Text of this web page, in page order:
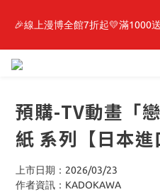
最新開賣🔥「全知
🎉線上漫博全館7折起💛滿1000
【抽籤堂】 影之強者、你又被
最新開賣🔥「全知
預購-TV動畫「
紙 系列【日本進
上市日期：2026/03/23
作者資訊：KADOKAWA